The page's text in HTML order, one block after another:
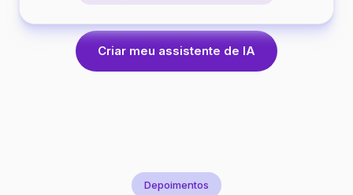
Criar meu assistente de IA
Depoimentos